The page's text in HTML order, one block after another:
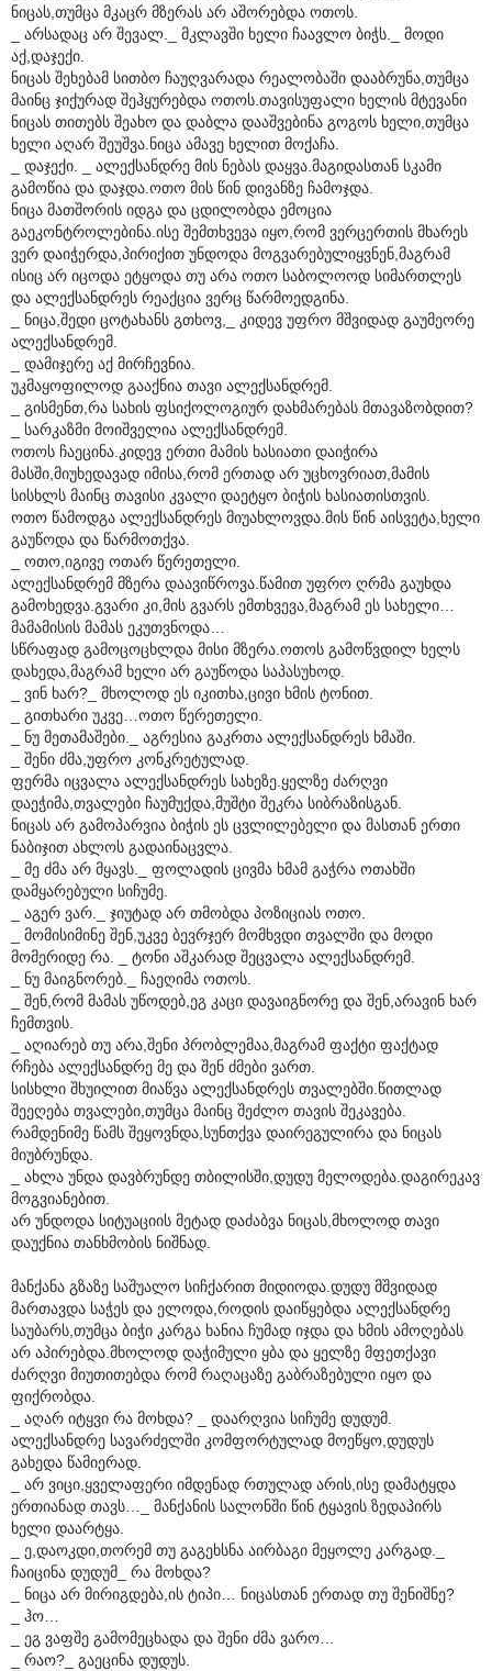
ნიცას,თუმცა მკაცრ მზერას არ აშორებდა ოთოს.
_ არსადაც არ შევალ._ მკლავში ხელი ჩაავლო ბიჭს._ მოდი
აქ,დაჯექი.
ნიცას შეხებამ სითბო ჩაუღვარადა რეალობაში დააბრუნა,თუმცა
მაინც ჯიქურად შეჰყურებდა ოთოს.თავისუფალი ხელის მტევანი
ნიცას თითებს შეახო და დაბლა დააშვებინა გოგოს ხელი,თუმცა
ხელი აღარ შეუშვა.ნიცა ამავე ხელით მოქაჩა.
_ დაჯექი. _ ალექსანდრე მის ნებას დაყვა.მაგიდასთან სკამი
გამოწია და დაჯდა.ოთო მის წინ დივანზე ჩამოჯდა.
ნიცა მათშორის იდგა და ცდილობდა ემოცია
გაეკონტროლებინა.ისე შემთხვევა იყო,რომ ვერცერთის მხარეს
ვერ დაიჭერდა,პირიქით უნდოდა მოგვარებულიყვნენ,მაგრამ
ისიც არ იცოდა ეტყოდა თუ არა ოთო საბოლოოდ სიმართლეს
და ალექსანდრეს რეაქცია ვერც წარმოედგინა.
_ ნიცა,შედი ცოტახანს გთხოვ,_ კიდევ უფრო მშვიდად გაუმეორე
ალექსანდრემ.
_ დამიჯერე აქ მირჩევნია.
უკმაყოფილოდ გააქნია თავი ალექსანდრემ.
_ გისმენთ,რა სახის ფსიქოლოგიურ დახმარებას მთავაზობდით?
_ სარკაზმი მოიშველია ალექსანდრემ.
ოთოს ჩაეცინა.კიდევ ერთი მამის ხასიათი დაიჭირა
მასში,მიუხედავად იმისა,რომ ერთად არ უცხოვრიათ,მამის
სისხლს მაინც თავისი კვალი დაეტყო ბიჭის ხასიათისთვის.
ოთო წამოდგა ალექსანდრეს მიუახლოვდა.მის წინ აისვეტა,ხელი
გაუწოდა და წარმოთქვა.
_ ოთო,იგივე ოთარ წერეთელი.
ალექსანდრემ მზერა დაავიწროვა.წამით უფრო ღრმა გაუხდა
გამოხედვა.გვარი კი,მის გვარს ემთხვევა,მაგრამ ეს სახელი…
მამამისის მამას ეკუთვნოდა…
სწრაფად გამოცოცხლდა მისი მზერა.ოთოს გამოწვდილ ხელს
დახედა,მაგრამ ხელი არ გაუწოდა საპასუხოდ.
_ ვინ ხარ?_ მხოლოდ ეს იკითხა,ცივი ხმის ტონით.
_ გითხარი უკვე…ოთო წერეთელი.
_ ნუ მეთამაშები._ აგრესია გაკრთა ალექსანდრეს ხმაში.
_ შენი ძმა,უფრო კონკრეტულად.
ფერმა იცვალა ალექსანდრეს სახეზე.ყელზე ძარღვი
დაეჭიმა,თვალები ჩაუმუქდა,მუშტი შეკრა სიბრაზისგან.
ნიცას არ გამოპარვია ბიჭის ეს ცვლილებელი და მასთან ერთი
ნაბიჯით ახლოს გადაინაცვლა.
_ მე ძმა არ მყავს._ ფოლადის ცივმა ხმამ გაჭრა ოთახში
დამყარებული სიჩუმე.
_ აგერ ვარ._ ჯიუტად არ თმობდა პოზიციას ოთო.
_ მომისიმინე შენ,უკვე ბევრჯერ მომხვდი თვალში და მოდი
მომერიდე რა. _ ტონი აშკარად შეცვალა ალექსანდრემ.
_ ნუ მაიგნორებ._ ჩაეღიმა ოთოს.
_ შენ,რომ მამას უწოდებ,ეგ კაცი დავაიგნორე და შენ,არავინ ხარ
ჩემთვის.
_ აღიარებ თუ არა,შენი პრობლემაა,მაგრამ ფაქტი ფაქტად
რჩება ალექსანდრე მე და შენ ძმები ვართ.
სისხლი შხუილით მიაწვა ალექსანდრეს თვალებში.წითლად
შეეღება თვალები,თუმცა მაინც შეძლო თავის შეკავება.
რამდენიმე წამს შეყოვნდა,სუნთქვა დაირეგულირა და ნიცას
მიუბრუნდა.
_ ახლა უნდა დავბრუნდე თბილისში,დუდუ მელოდება.დაგირეკავ
მოგვიანებით.
არ უნდოდა სიტუაციის მეტად დაძაბვა ნიცას,მხოლოდ თავი
დაუქნია თანხმობის ნიშნად.
მანქანა გზაზე საშუალო სიჩქარით მიდიოდა.დუდუ მშვიდად
მართავდა საჭეს და ელოდა,როდის დაიწყებდა ალექსანდრე
საუბარს,თუმცა ბიჭი კარგა ხანია ჩუმად იჯდა და ხმის ამოღებას
არ აპირებდა.მხოლოდ დაჭიმული ყბა და ყელზე მფეთქავი
ძარღვი მიუთითებდა რომ რაღაცაზე გაბრაზებული იყო და
ფიქრობდა.
_ აღარ იტყვი რა მოხდა? _ დაარღვია სიჩუმე დუდუმ.
ალექსანდრე სავარძელში კომფორტულად მოეწყო,დუდუს
გახედა წამიერად.
_ არ ვიცი,ყველაფერი იმდენად რთულად არის,ისე დამატყდა
ერთიანად თავს…_ მანქანის სალონში წინ ტყავის ზედაპირს
ხელი დაარტყა.
_ ე,დაოკდი,თორემ თუ გაგეხსნა აირბაგი მეყოლე კარგად._
ჩაიცინა დუდუმ_ რა მოხდა?
_ ნიცა არ მირიგდება,ის ტიპი… ნიცასთან ერთად თუ შენიშნე?
_ ჰო…
_ ეგ ვაფშე გამომეცხადა და შენი ძმა ვარო…
_ რაო?_ გაეცინა დუდუს.